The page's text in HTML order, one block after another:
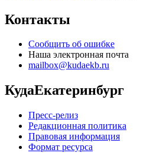
Контакты
Сообщить об ошибке
Наша электронная почта
mailbox@kudaekb.ru
КудаЕкатеринбург
Пресс-релиз
Редакционная политика
Правовая информация
Формат ресурса